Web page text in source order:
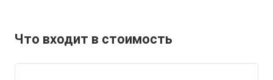
Что входит в стоимость